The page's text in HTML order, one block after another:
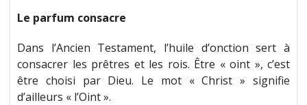
Le parfum consacre
Dans l’Ancien Testament, l’huile d’onction sert à
consacrer les prêtres et les rois. Être « oint », c’est
être choisi par Dieu. Le mot « Christ » signifie
d’ailleurs « l’Oint ».